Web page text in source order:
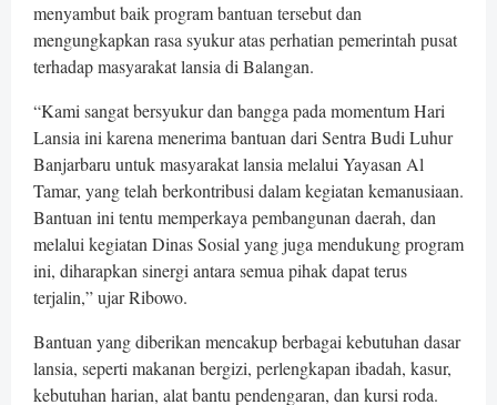
menyambut baik program bantuan tersebut dan
mengungkapkan rasa syukur atas perhatian pemerintah pusat
terhadap masyarakat lansia di Balangan.
“Kami sangat bersyukur dan bangga pada momentum Hari
Lansia ini karena menerima bantuan dari Sentra Budi Luhur
Banjarbaru untuk masyarakat lansia melalui Yayasan Al
Tamar, yang telah berkontribusi dalam kegiatan kemanusiaan.
Bantuan ini tentu memperkaya pembangunan daerah, dan
melalui kegiatan Dinas Sosial yang juga mendukung program
ini, diharapkan sinergi antara semua pihak dapat terus
terjalin,” ujar Ribowo.
Bantuan yang diberikan mencakup berbagai kebutuhan dasar
lansia, seperti makanan bergizi, perlengkapan ibadah, kasur,
kebutuhan harian, alat bantu pendengaran, dan kursi roda.